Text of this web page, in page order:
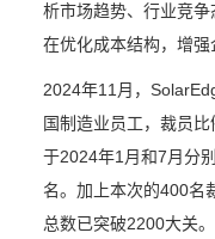
析市场趋势、行业竞
在优化成本结构，增强
2024年11月，
国制造业员工，裁员
于2024年1月和7月分
名。加上本次的400名
总数已突破2200大关。